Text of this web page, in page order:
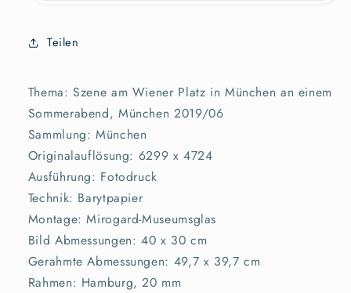
Teilen
Thema: Szene am Wiener Platz in München an einem
Sommerabend, München 2019/06
Sammlung: München
Originalauflösung: 6299 x 4724
Ausführung: Fotodruck
Technik: Barytpapier
Montage: Mirogard-Museumsglas
Bild Abmessungen: 40 x 30 cm
Gerahmte Abmessungen: 49,7 x 39,7 cm
Rahmen: Hamburg, 20 mm